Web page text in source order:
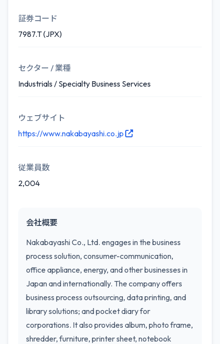
証券コード
7987.T (JPX)
セクター / 業種
Industrials / Specialty Business Services
ウェブサイト
https://www.nakabayashi.co.jp
従業員数
2,004
会社概要
Nakabayashi Co., Ltd. engages in the business
process solution, consumer-communication,
office appliance, energy, and other businesses in
Japan and internationally. The company offers
business process outsourcing, data printing, and
library solutions; and pocket diary for
corporations. It also provides album, photo frame,
shredder, furniture, printer sheet, notebook